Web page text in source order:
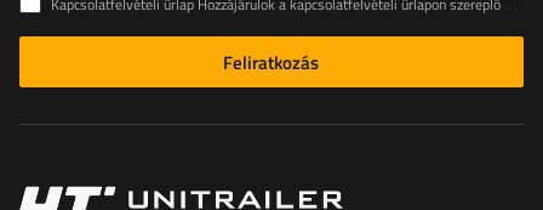
Feliratkozás